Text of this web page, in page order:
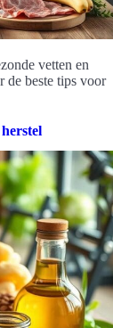
vetten en
de beste tips voor